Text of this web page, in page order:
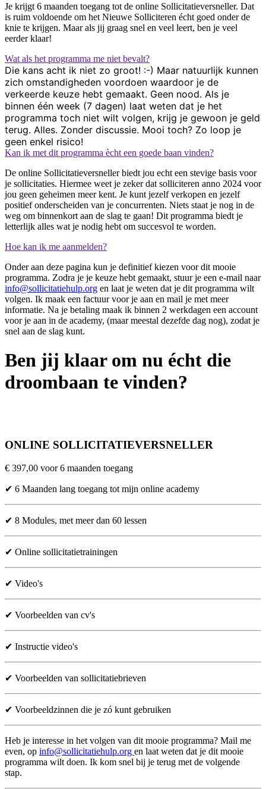
Je krijgt 6 maanden toegang tot de online Sollicitatieversneller. Dat
is ruim voldoende om het Nieuwe Solliciteren écht goed onder de
knie te krijgen. Maar als jij graag snel en veel leert, ben je veel
eerder klaar!
Wat als het programma me niet bevalt?
Die kans acht ik niet zo groot! :-) Maar natuurlijk kunnen
zich omstandigheden voordoen waardoor je de
verkeerde keuze hebt gemaakt. Geen nood. Als je
binnen één week (7 dagen) laat weten dat je het
programma toch niet wilt volgen, krijg je gewoon je geld
terug. Alles. Zonder discussie. Mooi toch? Zo loop je
geen enkel risico!
Kan ik met dit programma ècht een goede baan vinden?
De online Sollicitatieversneller biedt jou echt een stevige basis voor
je sollicitaties. Hiermee weet je zeker dat solliciteren anno 2024 voor
jou geen geheimen meer kent. Je kunt jezelf verkopen en jezelf
positief onderscheiden van je concurrenten. Niets staat je nog in de
weg om binnenkort aan de slag te gaan! Dit programma biedt je
letterlijk alles wat je nodig hebt om succesvol te worden.
Hoe kan ik me aanmelden?
Onder aan deze pagina kun je definitief kiezen voor dit mooie
programma. Zodra je je keuze hebt gemaakt, stuur je een e-mail naar
info@sollicitatiehulp.org en laat je weten dat je dit programma wilt
volgen. Ik maak een factuur voor je aan en mail je met meer
informatie. Na je betaling maak ik binnen 2 werkdagen een account
voor je aan in de academy, (maar meestal dezefde dag nog), zodat je
snel aan de slag kunt.
Ben jij klaar om nu écht die
droombaan te vinden?
ONLINE SOLLICITATIEVERSNELLER
€ 397,00 voor 6 maanden toegang
✔ 6 Maanden lang toegang tot mijn online academy
✔ 8 Modules, met meer dan 60 lessen
✔ Online sollicitatietrainingen
✔ Video's
✔ Voorbeelden van cv's
✔ Instructie video's
✔ Voorbeelden van sollicitatiebrieven
✔ Voorbeeldzinnen die je zó kunt gebruiken
Heb je interesse in het volgen van dit mooie programma? Mail me
even, op info@sollicitatiehulp.org en laat weten dat je dit mooie
programma wilt doen. Ik kom snel bij je terug met de volgende
stap.